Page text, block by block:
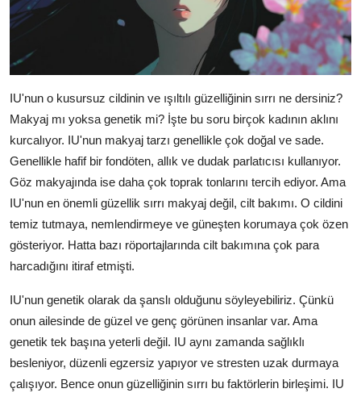
IU'nun o kusursuz cildinin ve ışıltılı güzelliğinin sırrı ne dersiniz?
Makyaj mı yoksa genetik mi? İşte bu soru birçok kadının aklını
kurcalıyor. IU'nun makyaj tarzı genellikle çok doğal ve sade.
Genellikle hafif bir fondöten, allık ve dudak parlatıcısı kullanıyor.
Göz makyajında ise daha çok toprak tonlarını tercih ediyor. Ama
IU'nun en önemli güzellik sırrı makyaj değil, cilt bakımı. O cildini
temiz tutmaya, nemlendirmeye ve güneşten korumaya çok özen
gösteriyor. Hatta bazı röportajlarında cilt bakımına çok para
harcadığını itiraf etmişti.
IU'nun genetik olarak da şanslı olduğunu söyleyebiliriz. Çünkü
onun ailesinde de güzel ve genç görünen insanlar var. Ama
genetik tek başına yeterli değil. IU aynı zamanda sağlıklı
besleniyor, düzenli egzersiz yapıyor ve stresten uzak durmaya
çalışıyor. Bence onun güzelliğinin sırrı bu faktörlerin birleşimi. IU